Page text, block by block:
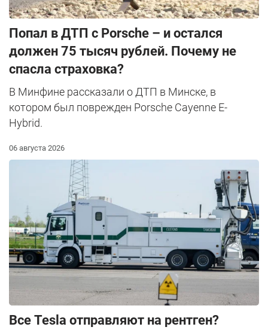
​Попал в ДТП с Porsche – и остался
должен 75 тысяч рублей. Почему не
спасла страховка?
В Минфине рассказали о ДТП в Минске, в
котором был поврежден Porsche Cayenne E-
Hybrid.
06 августа 2026
Все Tesla отправляют на рентген?